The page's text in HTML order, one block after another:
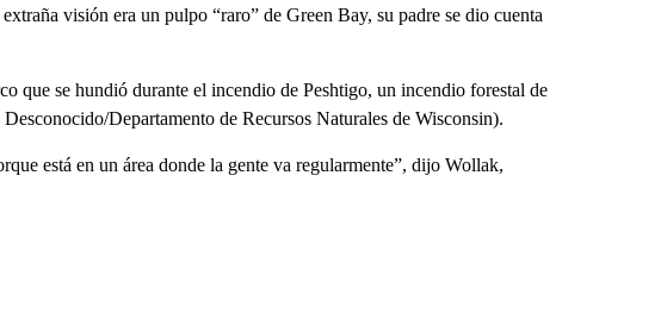
visión era un pulpo “raro” de Green Bay, su padre se dio cuenta
que se hundió durante el incendio de Peshtigo, un incendio forestal de
Departamento de Recursos Naturales de Wisconsin).
está en un área donde la gente va regularmente”, dijo Wollak,